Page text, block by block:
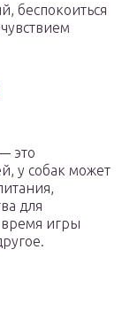
беспокоиться
это
у собак может
для
игры